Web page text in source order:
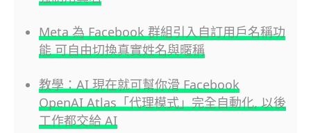
Meta 為 Facebook 群組引入自訂用戶名稱功
能 可自由切換真實姓名與暱稱
教學：AI 現在就可幫你滑 Facebook
OpenAI Atlas「代理模式」完全自動化, 以後
工作都交給 AI